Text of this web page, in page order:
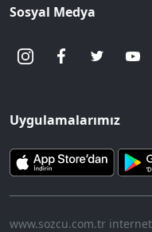
Sosyal Medya
Uygulamalarımız
www.sozcu.com.tr